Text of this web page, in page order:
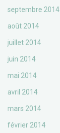
septembre 2014
août 2014
juillet 2014
juin 2014
mai 2014
avril 2014
mars 2014
février 2014